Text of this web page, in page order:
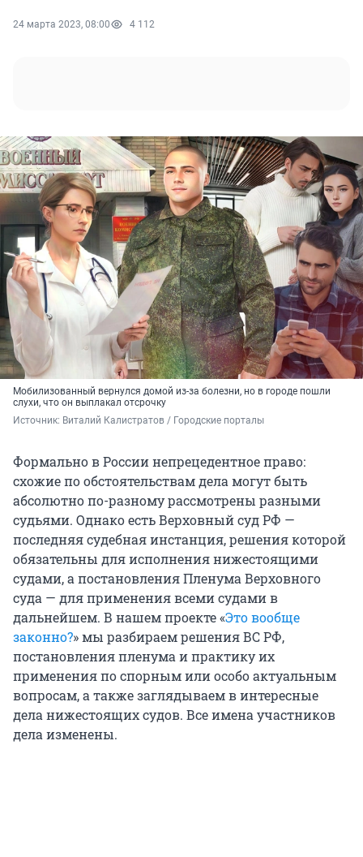
24 марта 2023, 08:00 4 112
Мобилизованный вернулся домой из-за болезни, но в городе пошли
слухи, что он выплакал отсрочку
Источник: Виталий Калистратов / Городские порталы
Формально в России непрецедентное право:
схожие по обстоятельствам дела могут быть
абсолютно по-разному рассмотрены разными
судьями. Однако есть Верховный суд РФ —
последняя судебная инстанция, решения которой
обязательны для исполнения нижестоящими
судами, а постановления Пленума Верховного
суда — для применения всеми судами в
дальнейшем. В нашем проекте «Это вообще
законно?» мы разбираем решения ВС РФ,
постановления пленума и практику их
применения по спорным или особо актуальным
вопросам, а также заглядываем в интересные
дела нижестоящих судов. Все имена участников
дела изменены.